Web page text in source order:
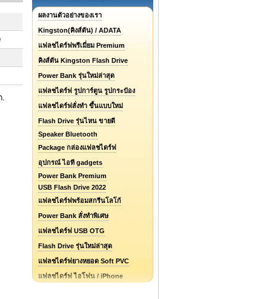
ผลงานตัวอย่างของเรา
Kingston(คิงส์ตัน) / ADATA
แฟลชไดร์ฟพรีเมี่ยม Premium
คิงส์ตัน Kingston Flash Drive
Power Bank รุ่นใหม่ล่าสุด
แฟลชไดร์ฟ รูปการ์ตูน รูปกระป๋อง
แฟลชไดร์ฟสั่งทำ ขึ้นแบบใหม่
Flash Drive รุ่นไหน ขายดี
Speaker Bluetooth
Package กล่องแฟลชไดร์ฟ
อุปกรณ์ ไอที gadgets
Power Bank Premium
USB Flash Drive 2022
แฟลชไดร์ฟพร้อมสกรีนโลโก้
Power Bank สั่งทำพิเศษ
แฟลชไดร์ฟ USB OTG
Flash Drive รุ่นใหม่ล่าสุด
แฟลชไดร์ฟยางหยอด Soft PVC
แฟลชไดร์ฟ ไอโฟน / iPhone